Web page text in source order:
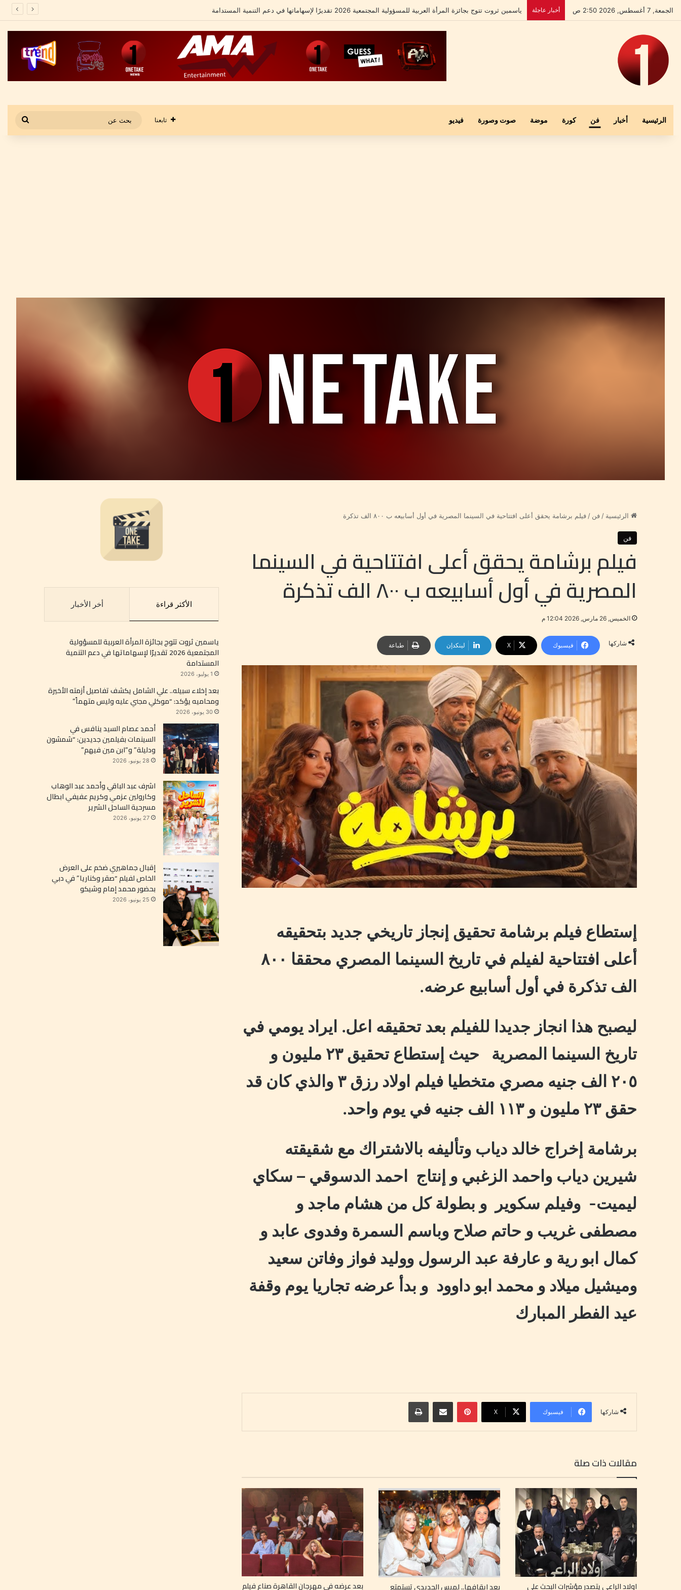
الجمعة, 7 أغسطس, 2026 2:50 ص أخبار عاجلة بعد إخلاء سبيله.. علي الشامل يكشف تفاصيل أزمته الأخيرة ومحاميه يؤكد: “موكلي مجني عليه وليس متهماً”
الرئيسية أخبار فن كورة موضة صوت وصورة فيديو تابعنا
عن
الرئيسية / فن / فيلم برشامة يحقق أعلى افتتاحية في السينما المصرية في أول أسابيعه ب ٨٠٠ الف تذكرة
فن
فيلم برشامة يحقق أعلى افتتاحية في السينما
المصرية في أول أسابيعه ب ٨٠٠ الف تذكرة
الخميس, 26 مارس, 2026 12:04 م
شاركها فيسبوك ‫X لينكدإن طباعة
إستطاع فيلم برشامة تحقيق إنجاز تاريخي جديد بتحقيقه
أعلى افتتاحية لفيلم في تاريخ السينما المصري محققا ٨٠٠
الف تذكرة في أول أسابيع عرضه.
ليصبح هذا انجاز جديدا للفيلم بعد تحقيقه اعل. ايراد يومي في
تاريخ السينما المصرية حيث إستطاع تحقيق ٢٣ مليون و
٢٠٥ الف جنيه مصري متخطيا فيلم اولاد رزق ٣ والذي كان قد
حقق ٢٣ مليون و ١١٣ الف جنيه في يوم واحد.
برشامة إخراج خالد دياب وتأليفه بالاشتراك مع شقيقته
شيرين دياب واحمد الزغبي و إنتاج احمد الدسوقي – سكاي
ليميت- وفيلم سكوير و بطولة كل من هشام ماجد و
مصطفى غريب و حاتم صلاح وباسم السمرة وفدوى عابد و
كمال ابو رية و عارفة عبد الرسول ووليد فواز وفاتن سعيد
وميشيل ميلاد و محمد ابو داوود و بدأ عرضه تجاريا يوم وقفة
عيد الفطر المبارك
شاركها فيسبوك ‫X
بينتيريست
مقالات ذات صلة
اولاد الراعي يتصدر مؤشرات البحث علي بعد إيقافها.. لميس الحديدي تستمتع بعد عرضه في مهرجان القاهرة صناع فيلم
الأكثر قراءة أخر الأخبار
ياسمين ثروت تتوج بجائزة المرأة العربية للمسؤولية
المجتمعية 2026 تقديرًا لإسهاماتها في دعم التنمية
المستدامة
1 يوليو، 2026
بعد إخلاء سبيله.. علي الشامل يكشف تفاصيل أزمته الأخيرة
ومحاميه يؤكد: “موكلي مجني عليه وليس متهماً”
30 يونيو، 2026
أحمد عصام السيد ينافس في
السينمات بفيلمين جديدين: “شمشون
ودليلة” و”ابن مين فيهم”
28 يونيو، 2026
اشرف عبد الباقي وأحمد عبد الوهاب
وكارولين عزمي وكريم عفيفي ابطال
مسرحية الساحل الشرير
27 يونيو، 2026
إقبال جماهيري ضخم على العرض
الخاص لفيلم “صقر وكناريا” في دبي
بحضور محمد إمام وشيكو
25 يونيو، 2026